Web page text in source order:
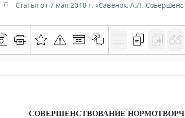
Статья от 7 мая 2018 г. «Савенок, А.Л.
СОВЕРШЕНСТВОВАНИЕ